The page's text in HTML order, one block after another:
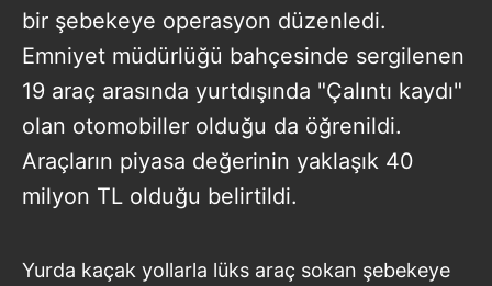
bir şebekeye operasyon düzenledi.
Emniyet müdürlüğü bahçesinde sergilenen
19 araç arasında yurtdışında "Çalıntı kaydı"
olan otomobiller olduğu da öğrenildi.
Araçların piyasa değerinin yaklaşık 40
milyon TL olduğu belirtildi.
Yurda kaçak yollarla lüks araç sokan şebekeye